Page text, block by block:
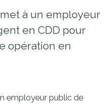
à un employeur
en CDD pour
opération en
employeur public de